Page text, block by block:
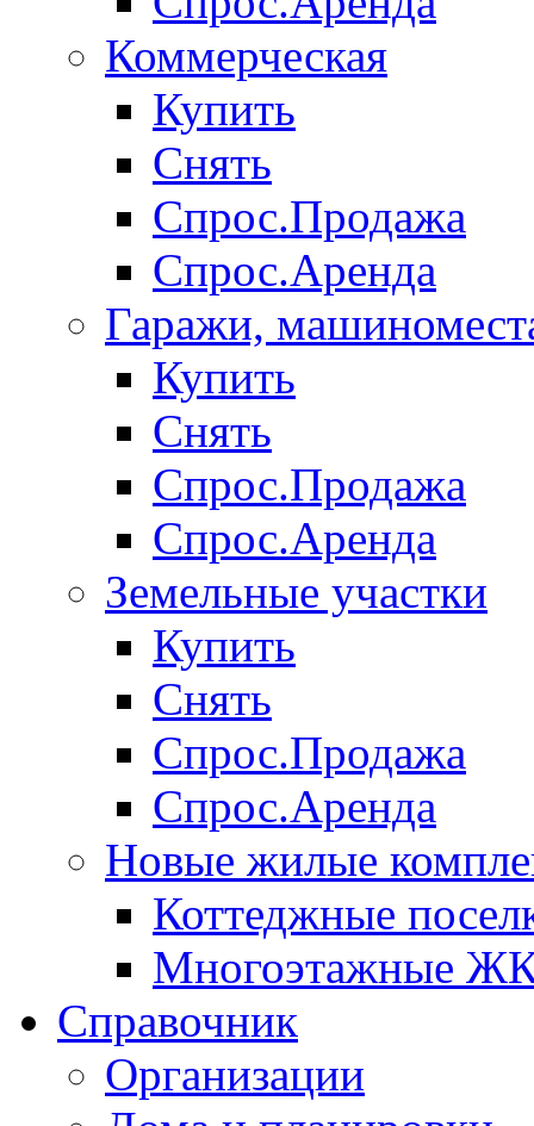
Коммерческая
Купить
Снять
Спрос.Продажа
Спрос.Аренда
Гаражи,
Купить
Снять
Спрос.Продажа
Спрос.Аренда
Земельные участки
Купить
Снять
Спрос.Продажа
Спрос.Аренда
Новые жилые
Коттеджные
Многоэтажные
Справочник
Организации